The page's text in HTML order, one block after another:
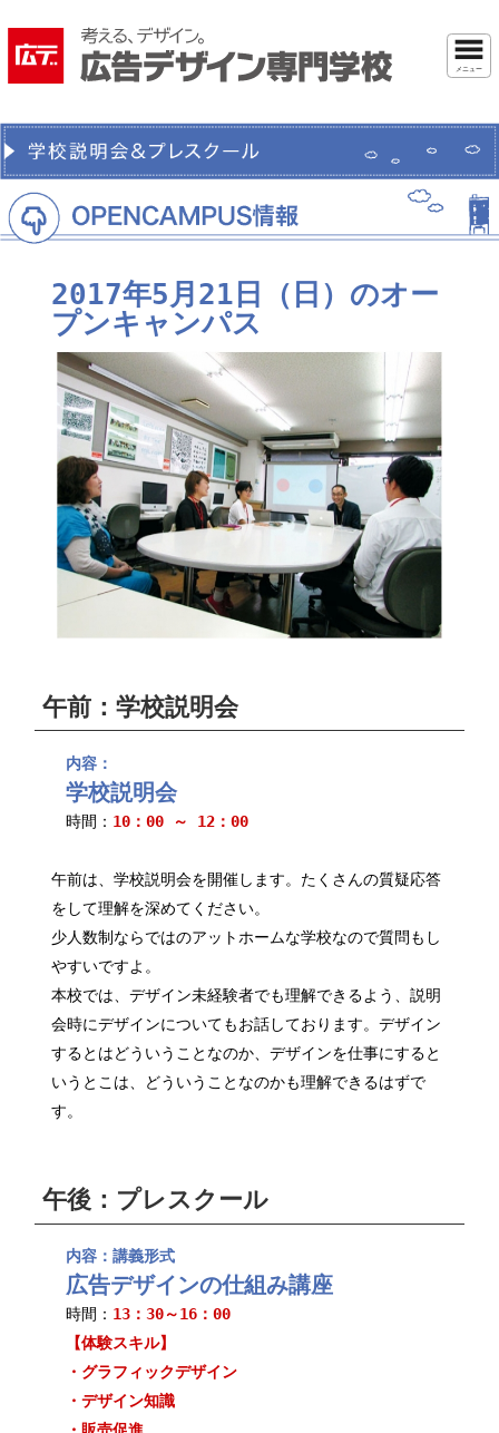
メニュー
2017年5月21日（日）のオー
プンキャンパス
午前：学校説明会
内容：
学校説明会
時間： 10：00 ～ 12：00
午前は、学校説明会を開催します。たくさんの質疑応答
をして理解を深めてください。
少人数制ならではのアットホームな学校なので質問もし
やすいですよ。
本校では、デザイン未経験者でも理解できるよう、説明
会時にデザインについてもお話しております。デザイン
するとはどういうことなのか、デザインを仕事にすると
いうとこは、どういうことなのかも理解できるはずで
す。
午後：プレスクール
内容：講義形式
広告デザインの仕組み講座
時間： 13：30～16：00
【体験スキル】
・グラフィックデザイン
・デザイン知識